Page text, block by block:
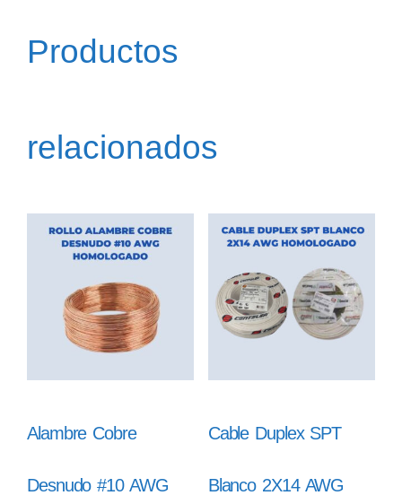
Productos
relacionados
Alambre Cobre
Desnudo #10 AWG
Cable Duplex SPT
Blanco 2X14 AWG